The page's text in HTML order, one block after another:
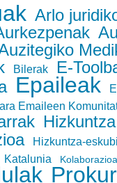
Arlo
Bilerak
E-
Epaileak
Emaileen
Hizkuntza
Hizkuntza-
Katalunia